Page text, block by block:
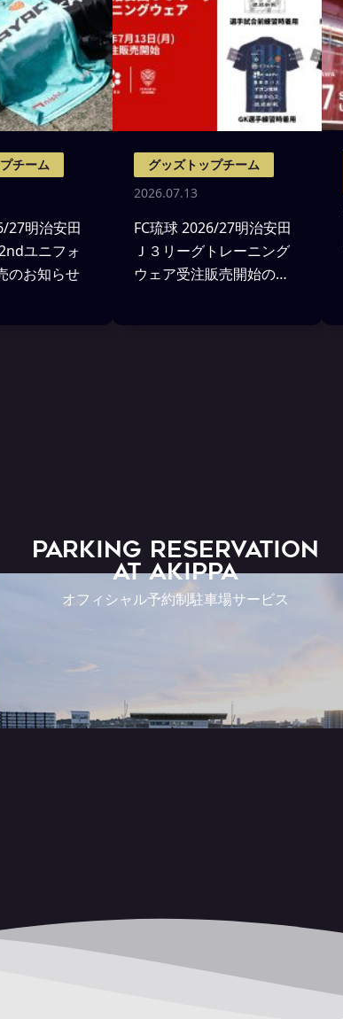
チーム
27明治安田
ユニフォ
のお知らせ
グッズトップチーム
2026.07.13
FC琉球 2026/27明治安田
Ｊ３リーグトレーニング
ウェア受注販売開始のお
PARKING RESERVATION
AT Akippa
オフィシャル予約制駐車場サービス